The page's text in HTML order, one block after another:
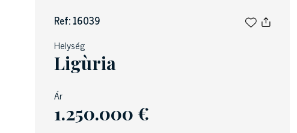
Ref: 16039
Helység
Ligùria
Ár
1.250.000 €